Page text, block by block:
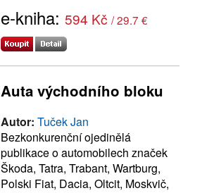
e-kniha: 594 Kč / 29.7 €
Auta východního bloku
Autor: Tuček Jan
Bezkonkurenční ojedinělá
publikace o automobilech značek
Škoda, Tatra, Trabant, Wartburg,
Polski Fiat, Dacia, Oltcit, Moskvič,